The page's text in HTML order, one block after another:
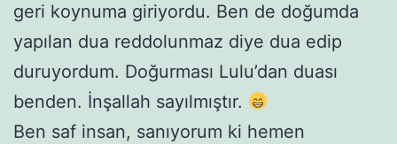
geri koynuma giriyordu. Ben de doğumda
yapılan dua reddolunmaz diye dua edip
duruyordum. Doğurması Lulu’dan duası
benden. İnşallah sayılmıştır.
Ben saf insan, sanıyorum ki hemen